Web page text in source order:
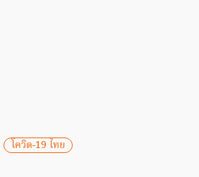
โควิด-19 ไทย